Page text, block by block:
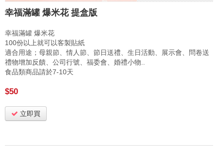
幸福滿罐 爆米花 提盒版
幸福滿罐 爆米花
100份以上就可以客製貼紙
適合用途；母親節、情人節、節日送禮、生日活動、展示會、問卷送
禮物增加反饋、公司行號、福委會、婚禮小物..
食品類商品請於7-10天
$50
立即買